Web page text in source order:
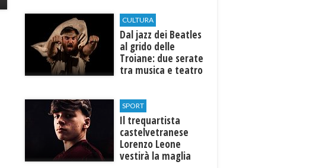
Castelvetrano."
CULTURA
Dal jazz dei Beatles
al grido delle
Troiane: due serate
tra musica e teatro
SPORT
Il trequartista
castelvetranese
Lorenzo Leone
vestirà la maglia